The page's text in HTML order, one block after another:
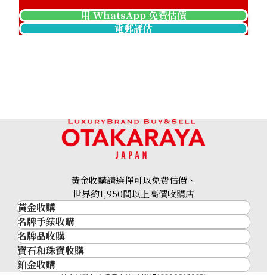
Pt･Pm900 Star Sapphire Diamond Ring 12.05ct
用 WhatsApp 免費估價
電郵評估
黃金收購請選擇可以免費估價、
世界約1,950間以上高價收購店
黃金收購
黃金･金條
金條
金幣及銀幣
過去十年黃金價格
名牌手錶收購
名牌手錶收購
勞力士 (Rolex)
Patek Philippe
名牌品收購
名牌品收購
HERMES
寶石和珠寶收購
寶石和珠寶
鉑金收購